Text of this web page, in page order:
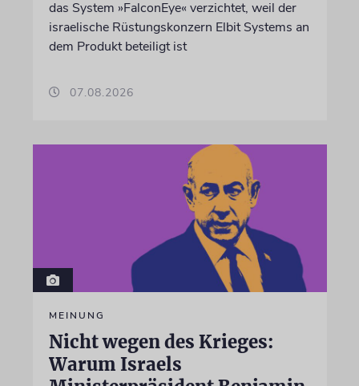
das System »FalconEye« verzichtet, weil der
israelische Rüstungskonzern Elbit Systems an
dem Produkt beteiligt ist
07.08.2026
MEINUNG
Nicht wegen des Krieges:
Warum Israels